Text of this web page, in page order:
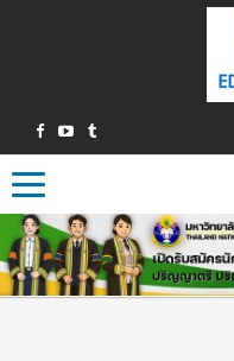
Toggle navigation